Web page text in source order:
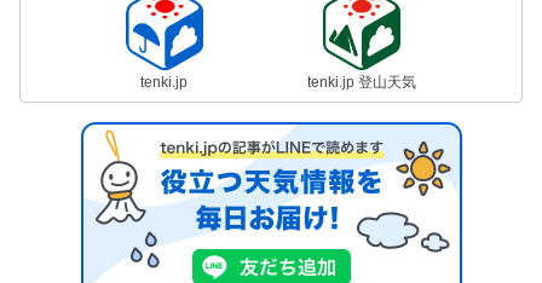
tenki.jp tenki.jp 登山天気